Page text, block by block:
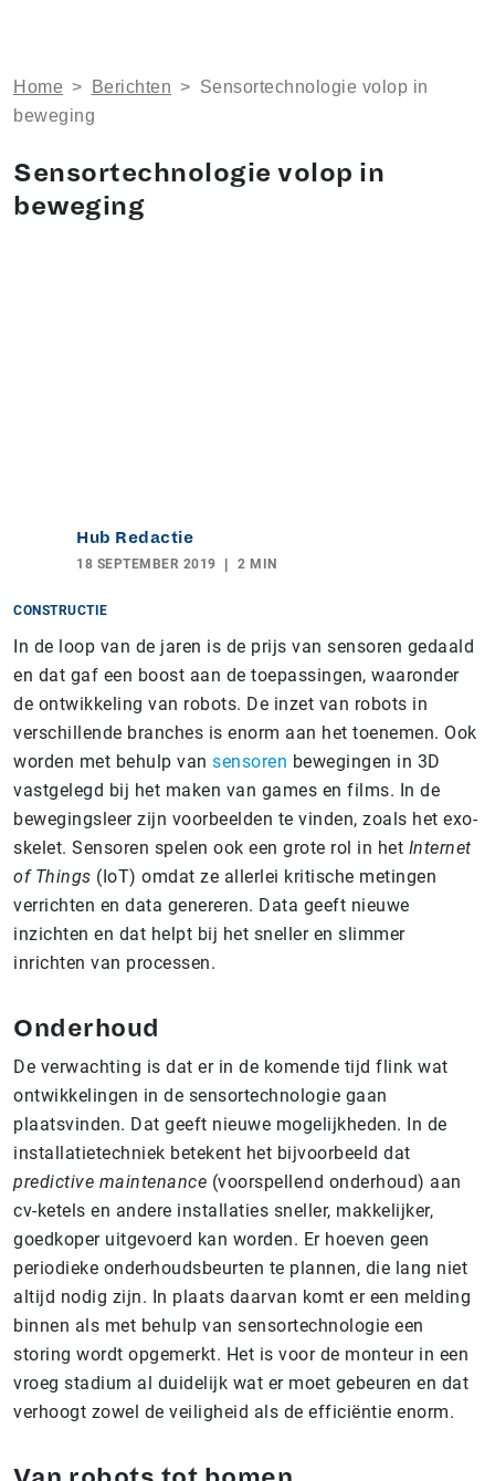
Home > Berichten > Sensortechnologie volop in
beweging
Sensortechnologie volop in
beweging
Hub Redactie
18 SEPTEMBER 2019 2 MIN
CONSTRUCTIE
In de loop van de jaren is de prijs van sensoren gedaald
en dat gaf een boost aan de toepassingen, waaronder
de ontwikkeling van robots. De inzet van robots in
verschillende branches is enorm aan het toenemen. Ook
worden met behulp van sensoren bewegingen in 3D
vastgelegd bij het maken van games en films. In de
bewegingsleer zijn voorbeelden te vinden, zoals het exo-
skelet. Sensoren spelen ook een grote rol in het Internet
of Things (IoT) omdat ze allerlei kritische metingen
verrichten en data genereren. Data geeft nieuwe
inzichten en dat helpt bij het sneller en slimmer
inrichten van processen.
Onderhoud
De verwachting is dat er in de komende tijd flink wat
ontwikkelingen in de sensortechnologie gaan
plaatsvinden. Dat geeft nieuwe mogelijkheden. In de
installatietechniek betekent het bijvoorbeeld dat
predictive maintenance (voorspellend onderhoud) aan
cv-ketels en andere installaties sneller, makkelijker,
goedkoper uitgevoerd kan worden. Er hoeven geen
periodieke onderhoudsbeurten te plannen, die lang niet
altijd nodig zijn. In plaats daarvan komt er een melding
binnen als met behulp van sensortechnologie een
storing wordt opgemerkt. Het is voor de monteur in een
vroeg stadium al duidelijk wat er moet gebeuren en dat
verhoogt zowel de veiligheid als de efficiëntie enorm.